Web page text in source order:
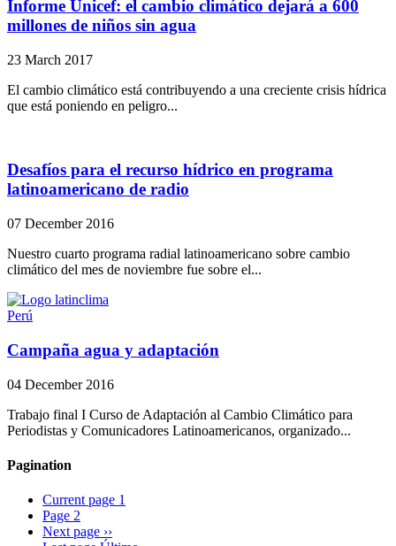
Informe Unicef: el cambio climático dejará a 600
millones de niños sin agua
23 March 2017
El cambio climático está contribuyendo a una creciente crisis hídrica
que está poniendo en peligro...
Desafíos para el recurso hídrico en programa
latinoamericano de radio
07 December 2016
Nuestro cuarto programa radial latinoamericano sobre cambio
climático del mes de noviembre fue sobre el...
Perú
Campaña agua y adaptación
04 December 2016
Trabajo final I Curso de Adaptación al Cambio Climático para
Periodistas y Comunicadores Latinoamericanos, organizado...
Pagination
Current page 1
Page 2
Next page ››